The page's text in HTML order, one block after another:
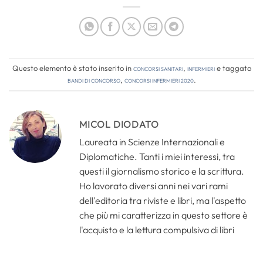
Questo elemento è stato inserito inConcorsi Sanitari, Infermierie taggato
bandi di concorso, concorsi infermieri 2020.
MICOL DIODATO
Laureata in Scienze Internazionali e
Diplomatiche. Tanti i miei interessi, tra
questi il giornalismo storico e la scrittura.
Ho lavorato diversi anni nei vari rami
dell'editoria tra riviste e libri, ma l'aspetto
che più mi caratterizza in questo settore è
l'acquisto e la lettura compulsiva di libri